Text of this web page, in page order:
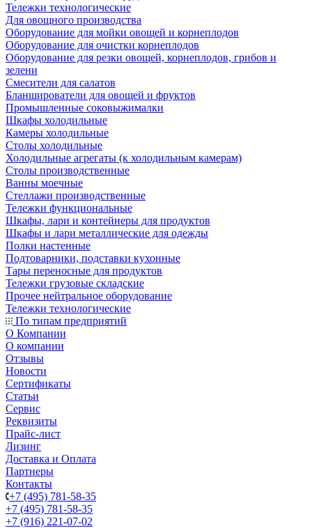
Тележки технологические
Для овощного производства
Оборудование для мойки овощей и корнеплодов
Оборудование для очистки корнеплодов
Оборудование для резки овощей, корнеплодов, грибов и
зелени
Смесители для салатов
Бланширователи для овощей и фруктов
Промышленные соковыжималки
Шкафы холодильные
Камеры холодильные
Столы холодильные
Холодильные агрегаты (к холодильным камерам)
Столы производственные
Ванны моечные
Стеллажи производственные
Тележки функциональные
Шкафы, лари и контейнеры для продуктов
Шкафы и лари металлические для одежды
Полки настенные
Подтоварники, подставки кухонные
Тары переносные для продуктов
Тележки грузовые складские
Прочее нейтральное оборудование
Тележки технологические
По типам предприятий
О Компании
О компании
Отзывы
Новости
Сертификаты
Статьи
Сервис
Реквизиты
Прайс-лист
Лизинг
Доставка и Оплата
Партнеры
Контакты
+7 (495) 781-58-35
+7 (495) 781-58-35
+7 (916) 221-07-02